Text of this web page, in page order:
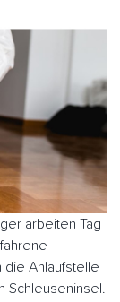
arbeiten Tag
die Anlaufstelle
Schleuseninsel.